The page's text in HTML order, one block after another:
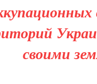
своими